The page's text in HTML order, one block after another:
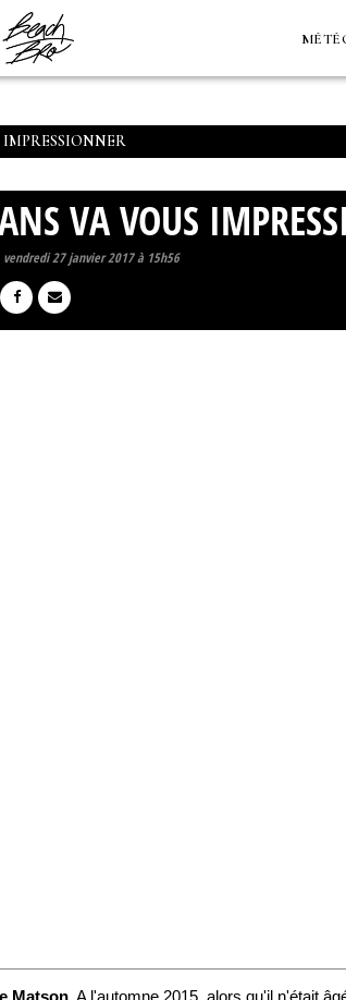
IMPRESSIONNER
VA VOUS
vendredi 27 janvier 2017 à 15h56
Matson. A l'automne 2015, alors qu'il n'était